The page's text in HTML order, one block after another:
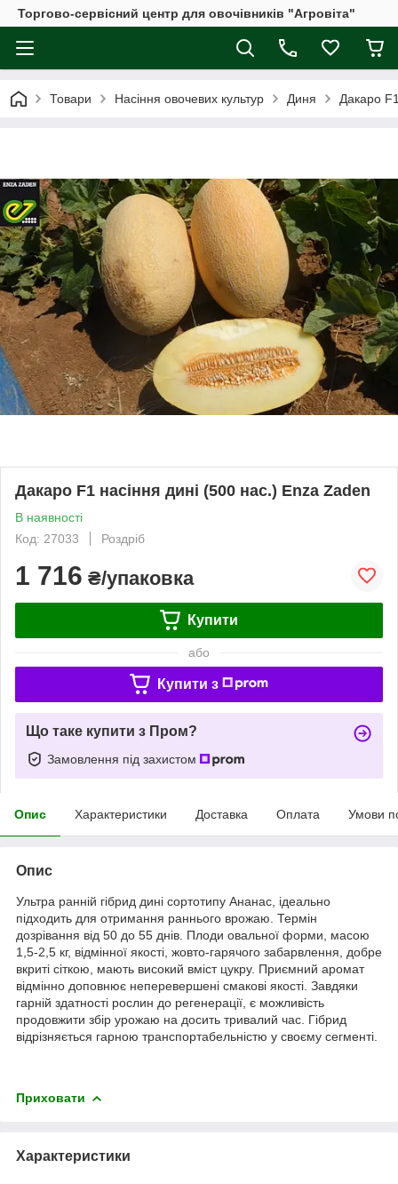
Торгово-сервісний центр для овочівників "Агровіта"
Товари Насіння овочевих культур Диня Дакаро
Дакаро F1 насіння дині (500 нас.) Enza Zaden
В наявності
Код: 27033
Роздріб
1 716 ₴/упаковка
Купити
або
Купити з
Що таке купити з Пром?
Замовлення під захистом
Опис Характеристики Доставка Оплата Умови
Опис
Ультра ранній гібрид дині сортотипу Ананас, ідеально
підходить для отримання раннього врожаю. Термін
дозрівання від 50 до 55 днів. Плоди овальної форми, масою
1,5-2,5 кг, відмінної якості, жовто-гарячого забарвлення, добре
вкриті сіткою, мають високий вміст цукру. Приємний аромат
відмінно доповнює неперевершені смакові якості. Завдяки
гарній здатності рослин до регенерації, є можливість
продовжити збір урожаю на досить тривалий час. Гібрид
відрізняється гарною транспортабельністю у своєму сегменті.
Приховати
Характеристики